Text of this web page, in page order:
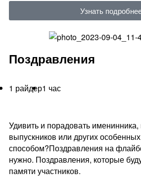
Узнать
Поздравления
1 райдер1 час
Удивить и порадовать
выпускников или других
способом?Поздравления на
нужно. Поздравления, которые
памяти участников.